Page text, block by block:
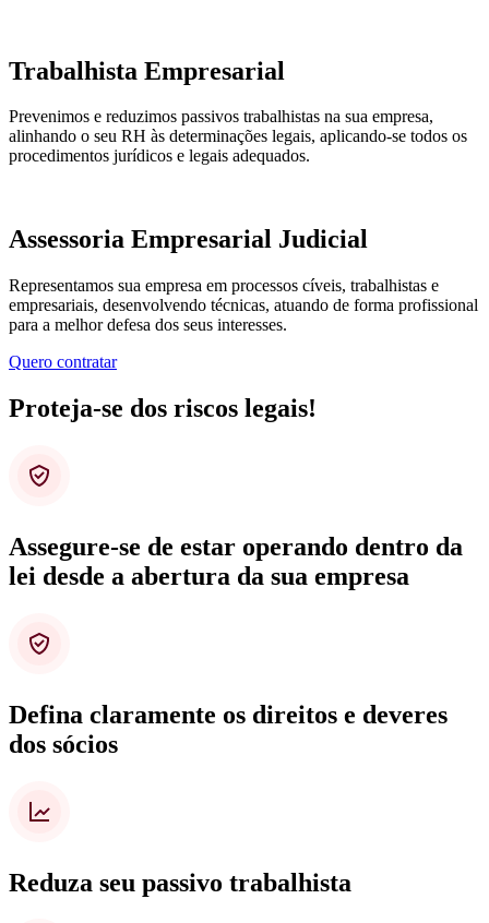
Trabalhista Empresarial
Prevenimos e reduzimos passivos trabalhistas na sua empresa,
alinhando o seu RH às determinações legais, aplicando-se todos os
procedimentos jurídicos e legais adequados.
Assessoria Empresarial Judicial
Representamos sua empresa em processos cíveis, trabalhistas e
empresariais, desenvolvendo técnicas, atuando de forma profissional
para a melhor defesa dos seus interesses.
Quero contratar
Proteja-se dos riscos legais!
Assegure-se de estar operando dentro da
lei desde a abertura da sua empresa
Defina claramente os direitos e deveres
dos sócios
Reduza seu passivo trabalhista